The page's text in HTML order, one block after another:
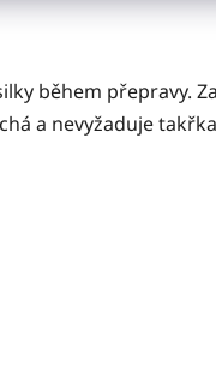
během přepravy.
a nevyžaduje